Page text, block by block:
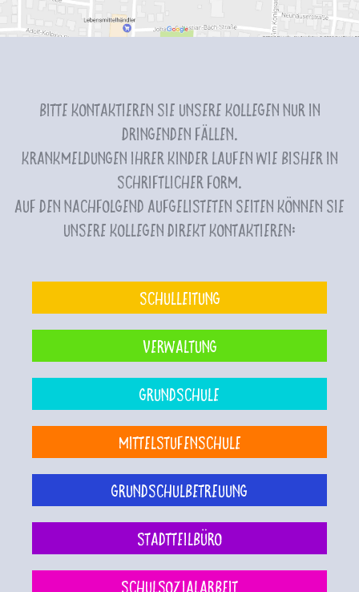
Bitte kontaktieren Sie unsere Kollegen nur in
dringenden Fällen.
Krankmeldungen Ihrer Kinder laufen wie bisher in
schriftlicher Form.
Auf den nachfolgend aufgelisteten Seiten können Sie
unsere Kollegen direkt kontaktieren:
Schulleitung
Verwaltung
Grundschule
Mittelstufenschule
Grundschulbetreuung
Stadtteilbüro
Schulsozialarbeit